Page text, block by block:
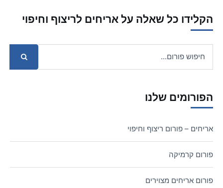
הקלידו כל שאלה על אריחים לריצוף וחיפוי
הפורומים שלנו
אריחים – פורום ריצוף וחיפוי
פורום קרמיקה
פורום אריחים מצוירים